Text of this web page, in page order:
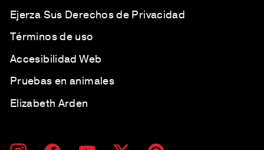
Ejerza Sus Derechos de Privacidad
Términos de uso
Accesibilidad Web
Pruebas en animales
Elizabeth Arden
SUSCRÍBETE
SUSCRIBIR